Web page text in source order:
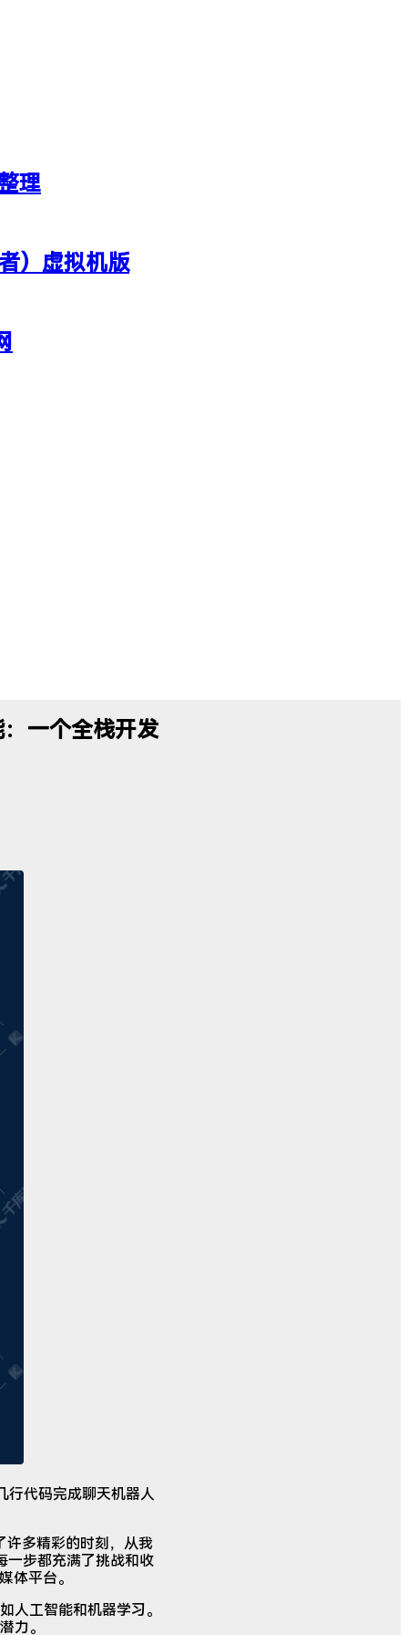
理
）虚拟机版
一个全栈开发
行代码完成聊天机器人
许多精彩的时刻，从我
一步都充满了挑战和收
体平台。
人工智能和机器学习。
力。